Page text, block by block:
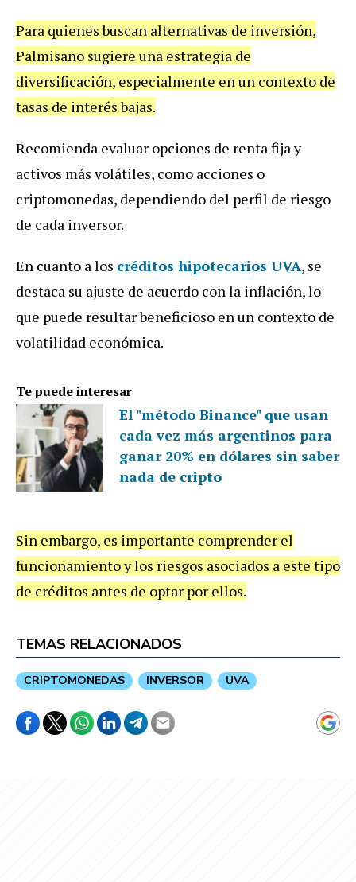
Para quienes buscan alternativas de inversión,
Palmisano sugiere una estrategia de
diversificación, especialmente en un contexto de
tasas de interés bajas.
Recomienda evaluar opciones de renta fija y
activos más volátiles, como acciones o
criptomonedas, dependiendo del perfil de riesgo
de cada inversor.
En cuanto a los créditos hipotecarios UVA, se
destaca su ajuste de acuerdo con la inflación, lo
que puede resultar beneficioso en un contexto de
volatilidad económica.
Te puede interesar
El "método Binance" que usan
cada vez más argentinos para
ganar 20% en dólares sin saber
nada de cripto
Sin embargo, es importante comprender el
funcionamiento y los riesgos asociados a este tipo
de créditos antes de optar por ellos.
TEMAS RELACIONADOS
CRIPTOMONEDAS INVERSOR UVA